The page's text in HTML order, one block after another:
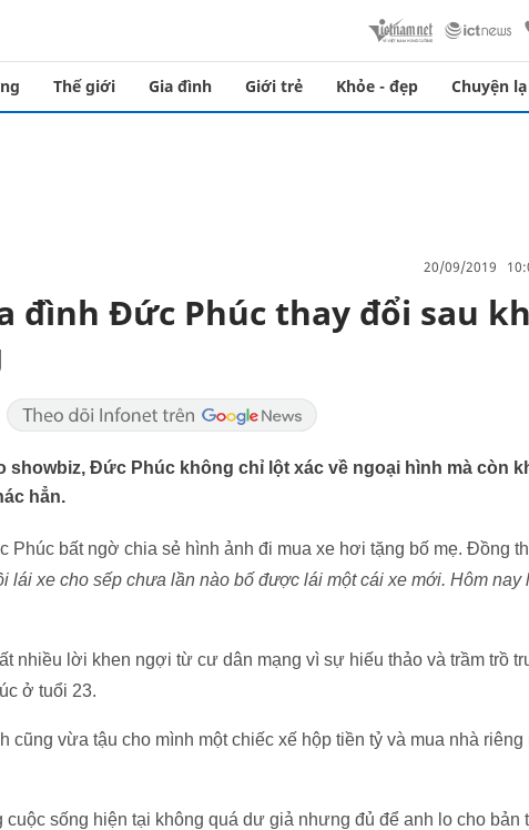
Thế giới Gia đình Giới trẻ Khỏe - đẹp Chuyện lạ
20/09/2019
đình Đức Phúc thay đổi sau
showbiz, Đức Phúc không chỉ lột xác về ngoại hình mà còn
hẳn.
Phúc bất ngờ chia sẻ hình ảnh đi mua xe hơi tặng bố mẹ. Đồng
lái xe cho sếp chưa lần nào bố được lái một cái xe mới. Hôm nay
nhiều lời khen ngợi từ cư dân mạng vì sự hiếu thảo và trầm trồ
ở tuổi 23.
cũng vừa tậu cho mình một chiếc xế hộp tiền tỷ và mua nhà riêng
cuộc sống hiện tại không quá dư giả nhưng đủ để anh lo cho bản